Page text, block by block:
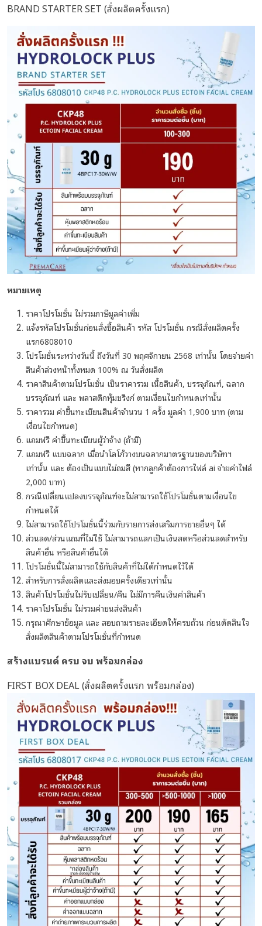
BRAND STARTER SET (สั่งผลิตครั้งแรก)
หมายเหตุ
ราคาโปรโมชั่น ไม่รวมภาษีมูลค่าเพิ่ม
แจ้งรหัสโปรโมชั่นก่อนสั่งซื้อสินค้า รหัส โปรโมชั่น กรณีสั่งผลิตครั้ง
แรก6808010
โปรโมชั่นระหว่างวันนี้ ถึงวันที่ 30 พฤศจิกายน 2568 เท่านั้น โดยจ่ายค่า
สินค้าล่วงหน้าทั้งหมด 100% ณ วันสั่งผลิต
ราคาสินค้าตามโปรโมชั่น เป็นราคารวม เนื้อสินค้า, บรรจุภัณฑ์, ฉลาก
บรรจุภัณฑ์ และ พลาสติกหุ้มชริงก์ ตามเงื่อนไขกำหนดเท่านั้น
ราคารวม ค่าขึ้นทะเบียนสินค้าจำนวน 1 ครั้ง มูลค่า 1,900 บาท (ตาม
เงื่อนไขกำหนด)
แถมฟรี ค่าขึ้นทะเบียนผู้ว่าจ้าง (ถ้ามี)
แถมฟรี แบบฉลาก เมื่อนำโลโก้วางบนฉลากมาตรฐานของบริษัทฯ
เท่านั้น และ ต้องเป็นแบบไม่ถมสี(หากลูกค้าต้องการไฟล์ ai จ่ายค่าไฟล์
2,000 บาท)
กรณีเปลี่ยนแปลงบรรจุภัณฑ์จะไม่สามารถใช้โปรโมชั่นตามเงื่อนไข
กำหนดได้
ไม่สามารถใช้โปรโมชั่นนี้ร่วมกับรายการส่งเสริมการขายอื่นๆ ได้
ส่วนลด/ส่วนแถมที่ไม่ใช้ ไม่สามารถแลกเป็นเงินสดหรือส่วนลดสำหรับ
สินค้าอื่น หรือสินค้าอื่นได้
โปรโมชั่นนี้ไม่สามารถใช้กับสินค้าที่ไม่ได้กำหนดไว้ได้
สำหรับการสั่งผลิตและส่งมอบครั้งเดียวเท่านั้น
สินค้าโปรโมชั่นไม่รับเปลี่ยน/คืน ไม่มีการคืนเงินค่าสินค้า
ราคาโปรโมชั่น ไม่รวมค่าขนส่งสินค้า
กรุณาศึกษาข้อมูล และ สอบถามรายละเอียดให้ครบถ้วน ก่อนตัดสินใจ
สั่งผลิตสินค้าตามโปรโมชั่นที่กำหนด
สร้างแบรนด์ ครบ จบ พร้อมกล่อง
FIRST BOX DEAL (สั่งผลิตครั้งแรก พร้อมกล่อง)